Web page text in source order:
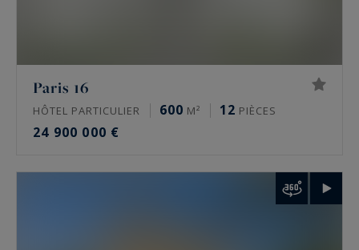
Paris 16
HÔTEL PARTICULIER 600 M² 12 PIÈCES
24 900 000 €